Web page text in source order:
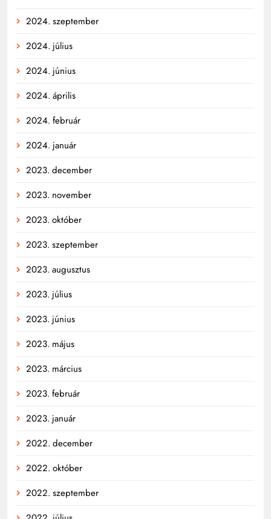
2024. szeptember
2024. július
2024. június
2024. április
2024. február
2024. január
2023. december
2023. november
2023. október
2023. szeptember
2023. augusztus
2023. július
2023. június
2023. május
2023. március
2023. február
2023. január
2022. december
2022. október
2022. szeptember